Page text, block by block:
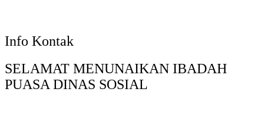
Info Kontak
SELAMAT MENUNAIKAN IBADAH
PUASA DINAS SOSIAL